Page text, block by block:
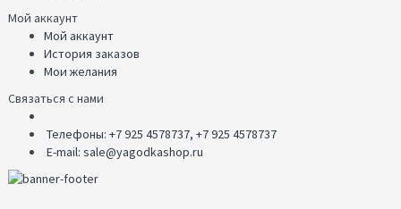
Мой аккаунт
Мой аккаунт
История заказов
Мои желания
Связаться с нами
Телефоны: +7 925 4578737, +7 925 4578737
E-mail: sale@yagodkashop.ru